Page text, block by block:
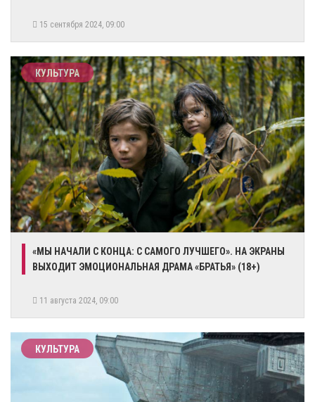
15 сентября 2024, 09:00
КУЛЬТУРА
«МЫ НАЧАЛИ С КОНЦА: С САМОГО ЛУЧШЕГО». НА ЭКРАНЫ
ВЫХОДИТ ЭМОЦИОНАЛЬНАЯ ДРАМА «БРАТЬЯ» (18+)
11 августа 2024, 09:00
КУЛЬТУРА